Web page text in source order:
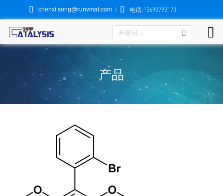
 chenxi.song@runvmat.com |  电话:15690792173

产品